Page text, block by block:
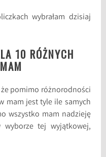
wybrałam dzisiaj
10 RÓŻNYCH
pomimo różnorodności
mam jest tyle ile samych
wszystko mam nadzieję
tej wyjątkowej,